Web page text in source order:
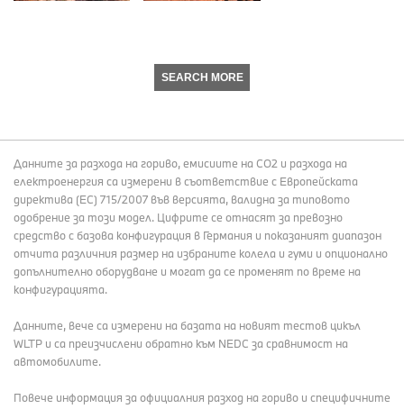
SEARCH MORE
Данните за разхода на гориво, емисиите на СО2 и разхода на
електроенергия са измерени в съответствие с Европейската
директива (EC) 715/2007 във версията, валидна за типовото
одобрение за този модел. Цифрите се отнасят за превозно
средство с базова конфигурация в Германия и показаният диапазон
отчита различния размер на избраните колела и гуми и опционално
допълнително оборудване и могат да се променят по време на
конфигурацията.
Данните, вече са измерени на базата на новият тестов цикъл
WLTP и са преизчислени обратно към NEDC за сравнимост на
автомобилите.
Повече информация за официалния разход на гориво и специфичните